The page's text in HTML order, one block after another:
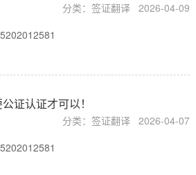
分类：签证翻译
2026-04-09
证认证才可以！
分类：签证翻译
2026-04-07